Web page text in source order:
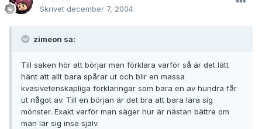
Skrivet december 7, 2004
zimeon sa:
Till saken hör att börjar man förklara varför så är det lätt
hänt att allt bara spårar ut och blir en massa
kvasivetenskapliga förklaringar som bara en av hundra får
ut något av. Till en början är det bra att bara lära sig
mönster. Exakt varför man säger hur är nästan bättre om
man lär sig inse själv.